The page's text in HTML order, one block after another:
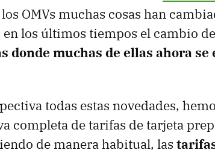
OMVs muchas cosas han
en los últimos tiempos el cambio
donde muchas de ellas ahora
todas estas novedades,
completa de tarifas de tarjeta
de manera habitual, las